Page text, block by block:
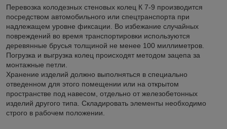
Перевозка колодезных стеновых колец К 7-9 производится
посредством автомобильного или спецтранспорта при
надлежащем уровне фиксации. Во избежание случайных
повреждений во время транспортировки используются
деревянные брусья толщиной не менее 100 миллиметров.
Погрузка и выгрузка колец происходят методом зацепа за
монтажные петли.
Хранение изделий должно выполняться в специально
отведенном для этого помещении или на открытом
пространстве под навесом, отдельно от железобетонных
изделий другого типа. Складировать элементы необходимо
строго в рабочем положении.